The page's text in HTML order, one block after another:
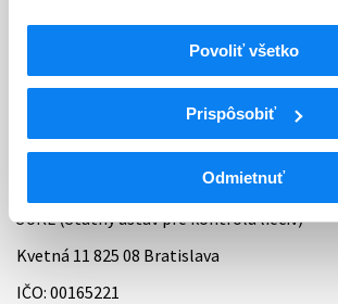
Povoliť všetko
Prispôsobiť
Odmietnuť
Úradné hodiny
Kontakt
ŠÚKL (Štátny ústav pre kontrolu liečiv)
Kvetná 11 825 08 Bratislava
IČO: 00165221